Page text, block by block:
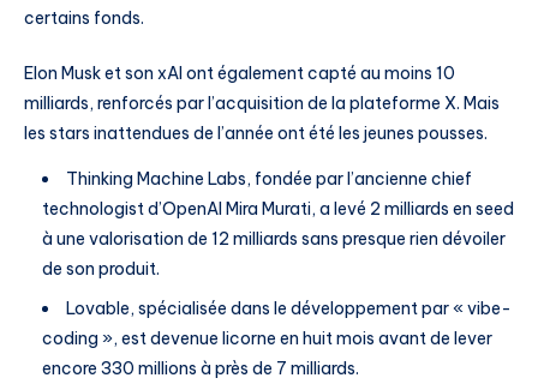
certains fonds.
Elon Musk et son xAI ont également capté au moins 10
milliards, renforcés par l’acquisition de la plateforme X. Mais
les stars inattendues de l’année ont été les jeunes pousses.
Thinking Machine Labs, fondée par l’ancienne chief
technologist d’OpenAI Mira Murati, a levé 2 milliards en seed
à une valorisation de 12 milliards sans presque rien dévoiler
de son produit.
Lovable, spécialisée dans le développement par « vibe-
coding », est devenue licorne en huit mois avant de lever
encore 330 millions à près de 7 milliards.